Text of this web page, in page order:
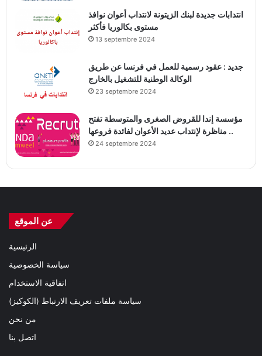
انتدابات جديدة لبنك الزيتونة لانتداب أعوان نوافذ
مستوى بكالوريا فأكثر
13 septembre 2024
جديد : عقود رسمية للعمل في فرنسا عن طريق
الوكالة الوطنية للتشغيل بالخارج
23 septembre 2024
مؤسسة إندا للقروض الصغرى والمتوسطة تفتح
مناظرة لإنتداب عديد الأعوان لفائدة فروعها ..
24 septembre 2024
عن الموقع
الرئيسية
سياسة الخصوصية
اتفاقية الاستخدام
سياسة ملفات تعريف الارتباط (الكوكيز)
من نحن
اتصل بنا